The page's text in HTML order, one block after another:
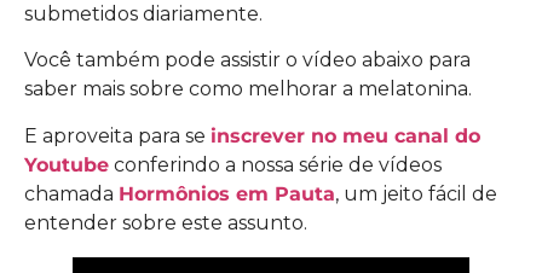
submetidos diariamente.
Você também pode assistir o vídeo abaixo para
saber mais sobre como melhorar a melatonina.
E aproveita para se inscrever no meu canal do
Youtube conferindo a nossa série de vídeos
chamada Hormônios em Pauta, um jeito fácil de
entender sobre este assunto.